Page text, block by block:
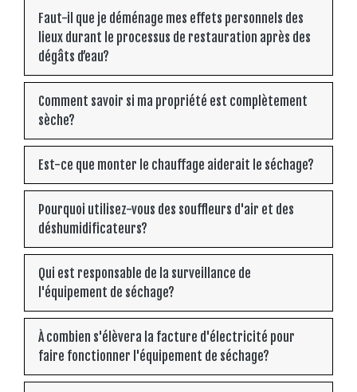
Faut-il que je déménage mes effets personnels des
lieux durant le processus de restauration après des
dégâts d’eau?
Comment savoir si ma propriété est complètement
sèche?
Est-ce que monter le chauffage aiderait le séchage?
Pourquoi utilisez-vous des souffleurs d'air et des
déshumidificateurs?
Qui est responsable de la surveillance de
l'équipement de séchage?
À combien s'élèvera la facture d'électricité pour
faire fonctionner l'équipement de séchage?